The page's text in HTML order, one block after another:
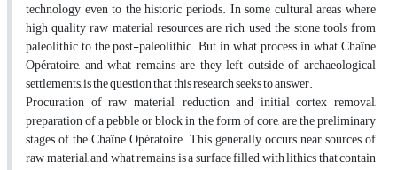
technology even to the historic periods. In some cultural areas where
high quality raw material resources are rich, used the stone tools from
paleolithic to the post-paleolithic. But in what process, in what Chaîne
Opératoire, and what remains are they left outside of archaeological
settlements, is the question that this research seeks to answer.
Procuration of raw material, reduction and initial cortex removal,
preparation of a pebble or block in the form of core, are the preliminary
stages of the Chaîne Opératoire. This generally occurs near sources of
raw material, and what remains is a surface filled with lithics that contain